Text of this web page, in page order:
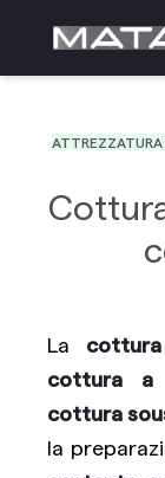
La
cottura a
cottura
la